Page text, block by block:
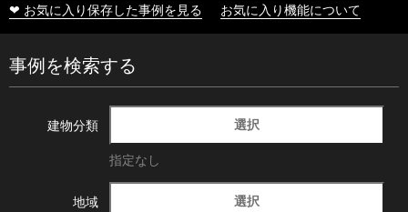
❤ お気に入り保存した事例を見る お気に入り機能について
事例を検索する
建物分類 選択
指定なし
地域 選択